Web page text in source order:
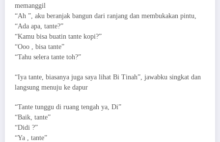
memanggil
“Ah ”, aku beranjak bangun dari ranjang dan membukakan pintu,
“Ada apa, tante?”
“Kamu bisa buatin tante kopi?”
“Ooo , bisa tante”
“Tahu selera tante toh?”
“Iya tante, biasanya juga saya lihat Bi Tinah”, jawabku singkat dan
langsung menuju ke dapur
“Tante tunggu di ruang tengah ya, Di”
“Baik, tante”
“Didi ?”
“Ya , tante”